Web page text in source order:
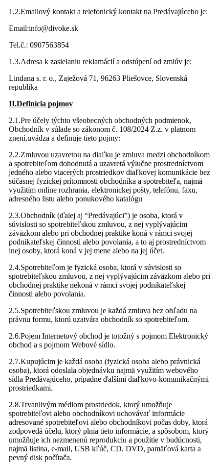
1.2.Emailový kontakt a telefonický kontakt na Predávajúceho je:
Email:info@divoke.sk
Tel.č.: 0907563854
1.3.Adresa k zasielaniu reklamácií a odstúpení od zmlúv je:
Lindana s. r. o., Zaježová 71, 96263 Pliešovce, Slovenská
republika
II.Definícia pojmov
2.1.Pre účely týchto všeobecných obchodných podmienok,
Obchodník v súlade so zákonom č. 108/2024 Z.z. v platnom
znení,uvádza a definuje tieto pojmy:
2.2.Zmluvou uzavretou na diaľku je zmluva medzi obchodníkom
a spotrebiteľom dohodnutá a uzavretá výlučne prostredníctvom
jedného alebo viacerých prostriedkov diaľkovej komunikácie bez
súčasnej fyzickej prítomnosti obchodníka a spotrebiteľa, najmä
využitím online rozhrania, elektronickej pošty, telefónu, faxu,
adresného listu alebo ponukového katalógu
2.3.Obchodník (ďalej aj “Predávajúci”) je osoba, ktorá v
súvislosti so spotrebiteľskou zmluvou, z nej vyplývajúcim
záväzkom alebo pri obchodnej praktike koná v rámci svojej
podnikateľskej činnosti alebo povolania, a to aj prostredníctvom
inej osoby, ktorá koná v jej mene alebo na jej účet.
2.4.Spotrebiteľom je fyzická osoba, ktorá v súvislosti so
spotrebiteľskou zmluvou, z nej vyplývajúcim záväzkom alebo pri
obchodnej praktike nekoná v rámci svojej podnikateľskej
činnosti alebo povolania.
2.5.Spotrebiteľskou zmluvou je každá zmluva bez ohľadu na
právnu formu, ktorú uzatvára obchodník so spotrebiteľom.
2.6.Pojem Internetový obchod je totožný s pojmom Elektronický
obchod a s pojmom Webové sídlo.
2.7.Kupujúcim je každá osoba (fyzická osoba alebo právnická
osoba), ktorá odoslala objednávku najmä využitím webového
sídla Predávajúceho, prípadne ďalšími diaľkovo-komunikačnými
prostriedkami.
2.8.Trvanlivým médiom prostriedok, ktorý umožňuje
spotrebiteľovi alebo obchodníkovi uchovávať informácie
adresované spotrebiteľovi alebo obchodníkovi počas doby, ktorá
zodpovedá účelu, ktorý plnia tieto informácie, a spôsobom, ktorý
umožňuje ich nezmenenú reprodukciu a použitie v budúcnosti,
najmä listina, e-mail, USB kľúč, CD, DVD, pamäťová karta a
pevný disk počítača.